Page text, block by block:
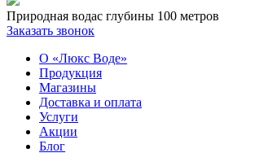
Природная водас глубины 100 метров
Заказать звонок
О «Люкс Воде»
Продукция
Магазины
Доставка и оплата
Услуги
Акции
Блог